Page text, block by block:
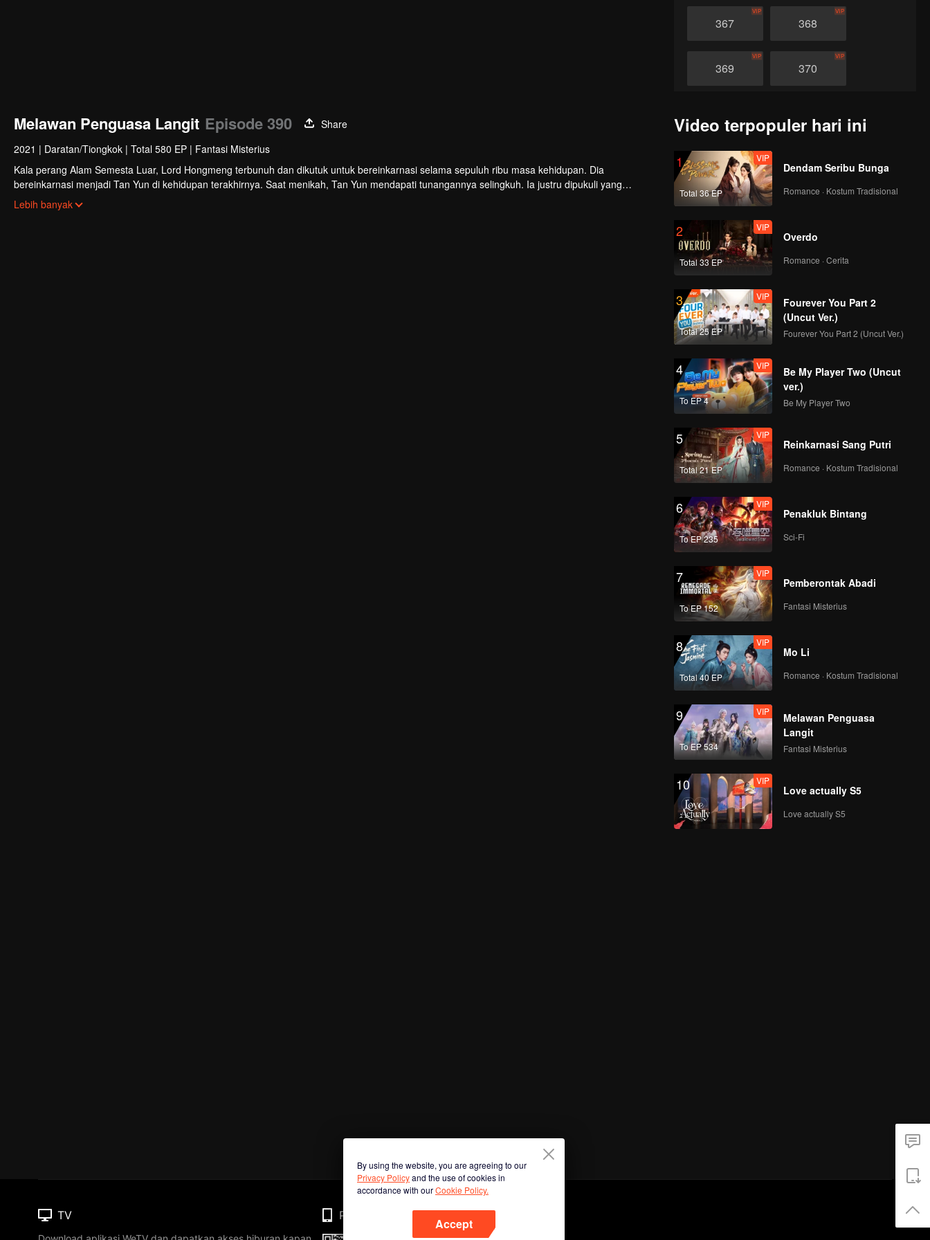
367
VIP
368
VIP
369
VIP
370
VIP
373
375
VIP VIP
377
VIP
379
381
VIP
382
383
VIP
384
VIP
385
VIP
387
VIP
388
389
VIP
390
Melawan Penguasa Langit Episode 390
Share
2021 | Daratan/Tiongkok | Total 580 EP | Fantasi Misterius
Kala perang Alam Semesta Luar, Lord Hongmeng terbunuh dan dikutuk untuk bereinkarnasi selama sepuluh ribu masa kehidupan. Dia
bereinkarnasi menjadi Tan Yun di kehidupan terakhirnya. Saat menikah, Tan Yun mendapati tunangannya selingkuh. Ia justru dipukuli yang
membangkitkan ingatan akan Hongmeng. Kemudian Tan Yun memiliki bakat tingkat Dewa dan giat berlatih demi meningkatkan kekuatannya.
Kemudian Tan Yun membalas kematian keluarganya dan menyatukan seluruh benua.
Lebih banyak
Video terpopuler hari ini
1
Total 36 EP
VIP
Dendam Seribu Bunga
Romance · Kostum Tradisional
2
Total 33 EP
VIP
Overdo
Romance · Cerita
3
Total 25 EP
VIP
Fourever You Part 2
(Uncut Ver.)
Fourever You Part 2 (Uncut Ver.)
4
To EP 4
VIP
Be My Player Two (Uncut
ver.)
Be My Player Two
5
Total 21 EP
VIP
Reinkarnasi Sang Putri
Romance · Kostum Tradisional
6
To EP 235
VIP
Penakluk Bintang
Sci-Fi
7
To EP 152
VIP
Pemberontak Abadi
Fantasi Misterius
8
Total 40 EP
VIP
Mo Li
Romance · Kostum Tradisional
9
To EP 534
VIP
Melawan Penguasa
Langit
Fantasi Misterius
10 VIP
Love actually S5
Love actually S5
By using the website, you are agreeing to our
Privacy Policyand the use of cookies in
accordance with ourCookie Policy.
Accept
TV Phone